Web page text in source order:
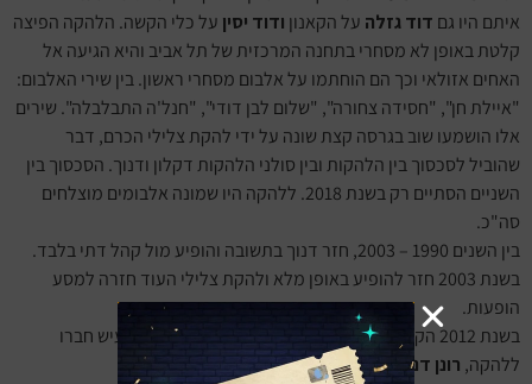
איתם היו גם דוד גזלה על הקאנון ודוד יסין על כלי הקשה. הלהקה הפיצה
קלטת באופן לא מסחרי בתחנה המרכזית של תל אביב והיא הגיעה אל
האחים אזולאי וכך הם הוחתמו על אלבום מסחרי ראשון. בין שירי האלבום:
"איילת חן", "חסידה צחורה", "שלום לבן דודי", "חנל'ה התבלבלה". שירים
אלו הושמעו שוב בגרסה קצת שונה על ידי להקת צלילי הכרם, דבר
שהוביל לסכסוך בין הלהקות ובין סולני הלהקות דקלון ודנוך. הסכסוך בין
השניים הסתיים רק בשנת 2018. ללהקה היו שמונה אלבומים מוצלחים
סה"כ.
בין השנים 1990 – 2003, חזר דנוך בתשובה והופיע מול קהל דתי בלבד.
בשנת 2003 חזר להופיע באופן מלא ולהקת צלילי העוד חזרה למסע
הופעות.
בשנת 2012 הקים את הפרויקט "הפקולטה" יחד עם ששי יעיש חברו
ללהקה, רונן דנוך בנו, זוהר יעישבנו של ששי